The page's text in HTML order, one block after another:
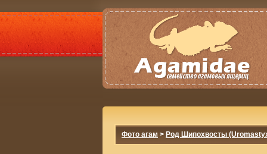
Фото агам > Род Шипохвосты